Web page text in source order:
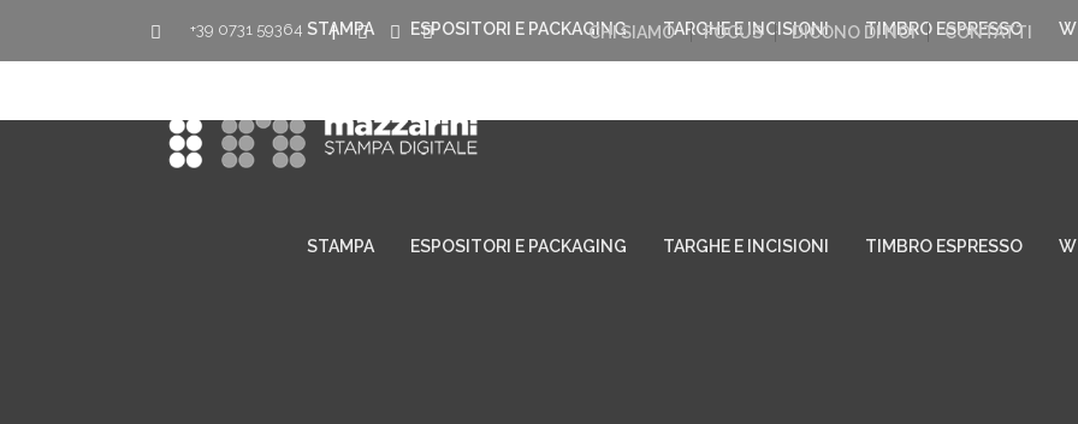
+39 0731 59364 | CHI SIAMO FOCUS DICONO DI NOI CONTATTI
STAMPA ESPOSITORI E PACKAGING TARGHE E INCISIONI TIMBRO ESPRESSO
STAMPA ESPOSITORI E PACKAGING TARGHE E INCISIONI TIMBRO ESPRESSO